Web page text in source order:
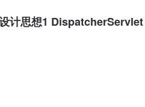
计思想1 DispatcherServlet